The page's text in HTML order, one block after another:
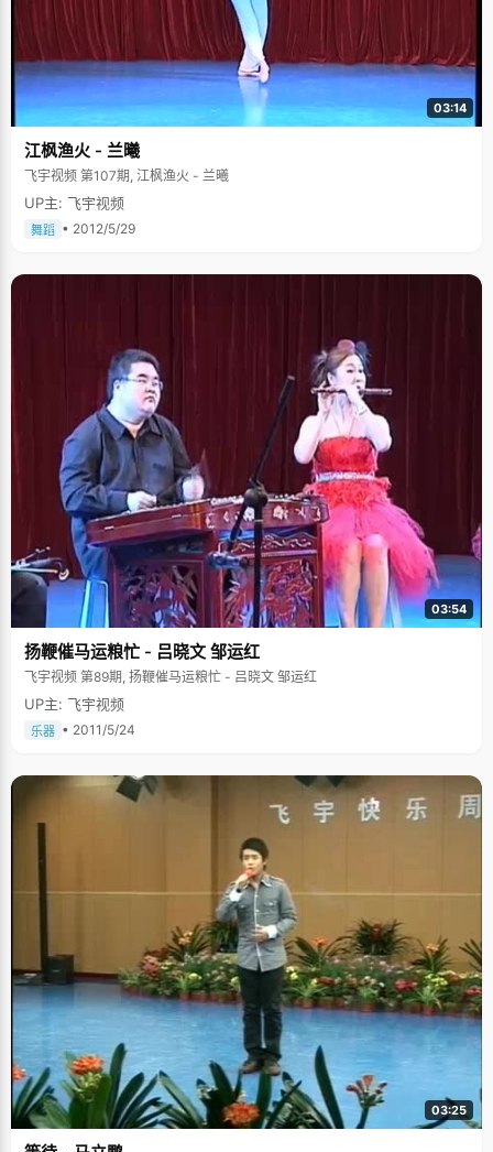
03:14
江枫渔火 - 兰曦
飞宇视频 第107期, 江枫渔火 - 兰曦
UP主: 飞宇视频
舞蹈 • 2012/5/29
03:54
扬鞭催马运粮忙 - 吕晓文 邹运红
飞宇视频 第89期, 扬鞭催马运粮忙 - 吕晓文 邹运红
UP主: 飞宇视频
乐器 • 2011/5/24
03:25